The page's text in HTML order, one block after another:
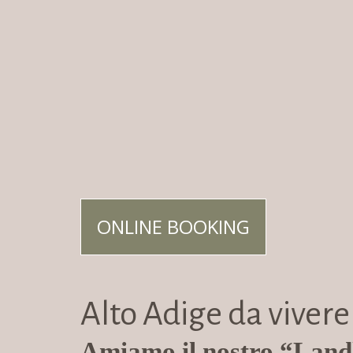
ONLINE BOOKING
Alto Adige da vivere